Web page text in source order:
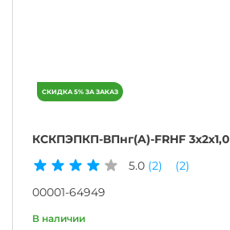
КСКПЭПКП-ВПнг(A)-FRHF 3х2х1,0
5.0 (2)
(2)
00001-64949